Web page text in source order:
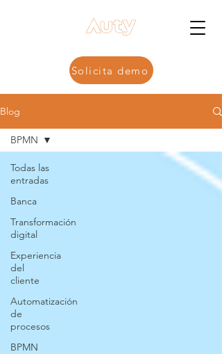
Solicita demo
Blog
Todas las
entradas
Banca
Transformación
digital
Experiencia
del
cliente
Automatización
de
procesos
BPMN
BPMN